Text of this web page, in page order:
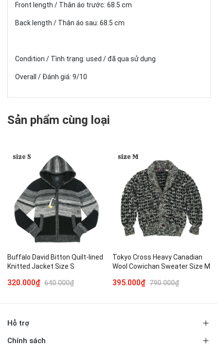
Front length / Thân áo trước: 68.5 cm
Back length / Thân áo sau: 68.5 cm
Condition / Tình trạng: used / đã qua sử dụng
Overall / Đánh giá: 9/10
Sản phẩm cùng loại
Buffalo David Bitton Quilt-lined
Knitted Jacket Size S
320.000₫ 640.000₫
Tokyo Cross Heavy Canadian
Wool Cowichan Sweater Size M
395.000₫ 790.000₫
Hỗ trợ
Chính sách